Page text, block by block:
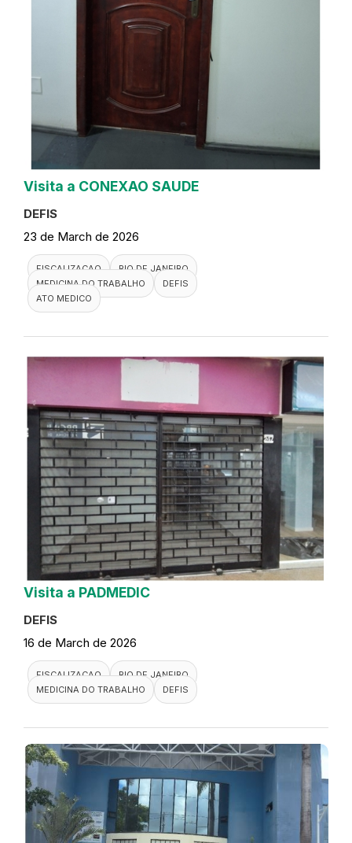
Visita a CONEXAO SAUDE
DEFIS
23 de March de 2026
FISCALIZACAO
RIO DE JANEIRO
MEDICINA DO TRABALHO
DEFIS
ATO MEDICO
Visita a PADMEDIC
DEFIS
16 de March de 2026
FISCALIZACAO
RIO DE JANEIRO
MEDICINA DO TRABALHO
DEFIS